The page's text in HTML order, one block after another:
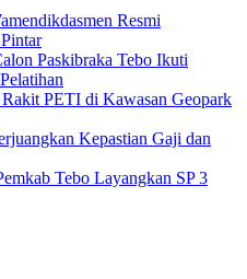
Resmi
Paskibraka Tebo Ikuti
PETI di Kawasan Geopark
Kepastian Gaji dan
Tebo Layangkan SP 3